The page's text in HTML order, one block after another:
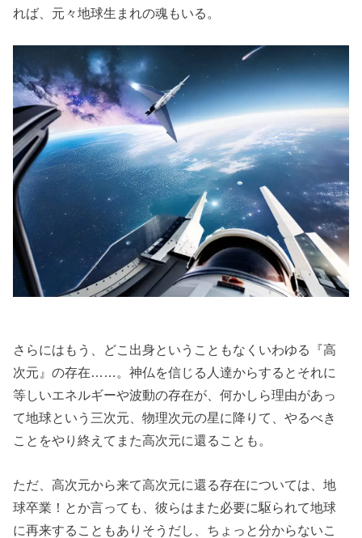
うため
懸け』
にな
る・命
を落と
してし
まう人
の魂は
『地球
卒業
組』飛
び級レ
集まる
ソウル
グルー
プ御一
行様
れば、元々地球生まれの魂もいる。
さらにはもう、どこ出身ということもなくいわゆる『高
次元』の存在……。神仏を信じる人達からするとそれに
等しいエネルギーや波動の存在が、何かしら理由があっ
て地球という三次元、物理次元の星に降りて、やるべき
ことをやり終えてまた高次元に還ることも。
ただ、高次元から来て高次元に還る存在については、地
球卒業！とか言っても、彼らはまた必要に駆られて地球
に再来することもありそうだし、ちょっと分からないこ